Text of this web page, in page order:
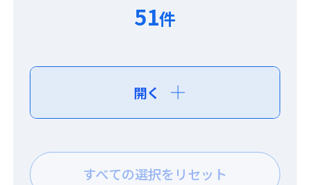
51件
開く
すべての選択をリセット